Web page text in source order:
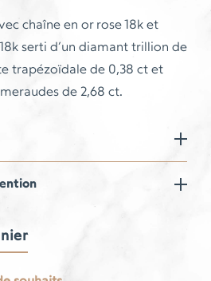
chaîne en or rose 18k et
serti d’un diamant trillion de
trapézoïdale de 0,38 ct et
de 2,68 ct.